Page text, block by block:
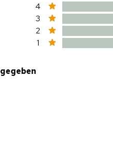
4
3
2
1